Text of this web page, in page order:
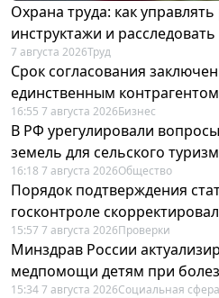
Охрана труда: как
инструктажи и
7 августа 2026Труд
Срок согласования
единственным
16:55 7 августа 2026Бизнес
В РФ урегулировали
земель для сельского
16:18 7 августа 2026Общество
Порядок подтверждения
госконтроле
15:57 7 августа 2026Проверки
Минздрав России
медпомощи детям при
15:34 7 августа 2026Социальная сфера